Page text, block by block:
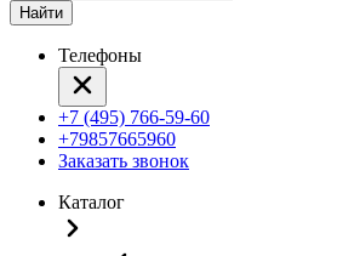
Найти
Телефоны
+7 (495) 766-59-60
+79857665960
Заказать звонок
Каталог